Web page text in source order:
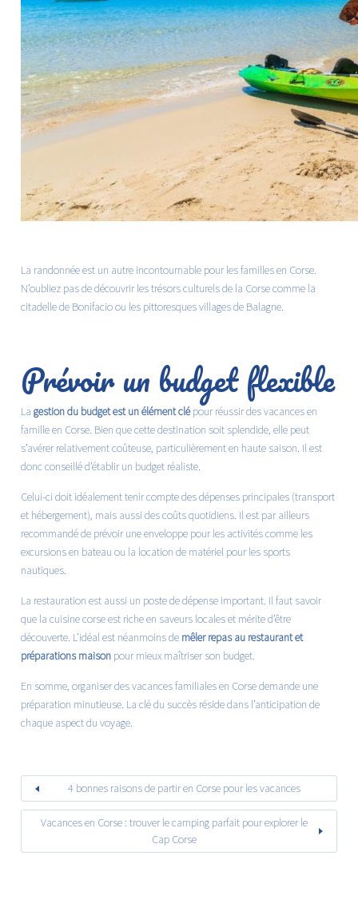
La randonnée est un autre incontournable pour les familles en Corse.
N’oubliez pas de découvrir les trésors culturels de la Corse comme la
citadelle de Bonifacio ou les pittoresques villages de Balagne.
Prévoir un budget flexible
La gestion du budget est un élément clépour réussir des vacances en
famille en Corse. Bien que cette destination soit splendide, elle peut
s’avérer relativement coûteuse, particulièrement en haute saison. Il est
donc conseillé d’établir un budget réaliste.
Celui-ci doit idéalement tenir compte desdépenses principales (transport
et hébergement), mais aussi des coûts quotidiens. Il est par ailleurs
recommandé de prévoir une enveloppe pour les activités comme les
excursions en bateau ou la location de matériel pour les sports
nautiques.
La restauration est aussi un poste de dépense important. Il faut savoir
que la cuisine corse est riche en saveurs locales et mérite d’être
découverte. L’idéal est néanmoins de mêler repas au restaurant et
préparations maison pour mieux maîtriser son budget.
En somme, organiser des vacances familiales en Corse demande une
préparation minutieuse. La clé du succès réside dans l’anticipation de
chaque aspect du voyage.
4 bonnes raisons de partir en Corse pour les vacances
Vacances en Corse : trouver le camping parfait pour explorer le
Cap Corse